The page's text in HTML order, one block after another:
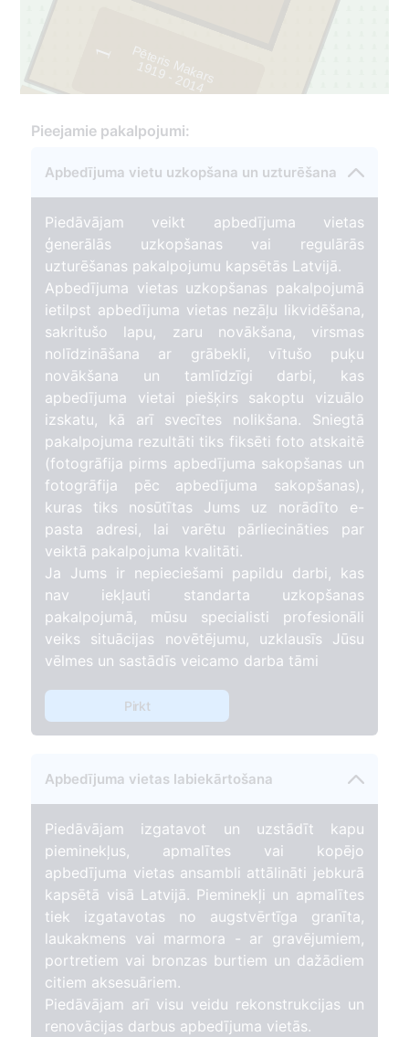
1 Pēteris Makars
4
Pieejamie pakalpojumi:
Apbedījuma vietu uzkopšana un uzturēšana
Piedāvājam veikt apbedījuma vietas
ģenerālās uzkopšanas vai regulārās
uzturēšanas pakalpojumu kapsētās Latvijā.
Apbedījuma vietas uzkopšanas pakalpojumā
ietilpst apbedījuma vietas nezāļu likvidēšana,
sakritušo lapu, zaru novākšana, virsmas
nolīdzināšana ar grābekli, vītušo puķu
novākšana un tamlīdzīgi darbi, kas
apbedījuma vietai piešķirs sakoptu vizuālo
izskatu, kā arī svecītes nolikšana. Sniegtā
pakalpojuma rezultāti tiks fiksēti foto atskaitē
(fotogrāfija pirms apbedījuma sakopšanas un
fotogrāfija pēc apbedījuma sakopšanas),
kuras tiks nosūtītas Jums uz norādīto e-
pasta adresi, lai varētu pārliecināties par
veiktā pakalpojuma kvalitāti.
Ja Jums ir nepieciešami papildu darbi, kas
nav iekļauti standarta uzkopšanas
pakalpojumā, mūsu specialisti profesionāli
veiks situācijas novētējumu, uzklausīs Jūsu
vēlmes un sastādīs veicamo darba tāmi
Pirkt
Apbedījuma vietas labiekārtošana
Piedāvājam izgatavot un uzstādīt kapu
pieminekļus, apmalītes vai kopējo
apbedījuma vietas ansambli attālināti jebkurā
kapsētā visā Latvijā. Pieminekļi un apmalītes
tiek izgatavotas no augstvērtīga granīta,
laukakmens vai marmora - ar gravējumiem,
portretiem vai bronzas burtiem un dažādiem
citiem aksesuāriem.
Piedāvājam arī visu veidu rekonstrukcijas un
renovācijas darbus apbedījuma vietās.